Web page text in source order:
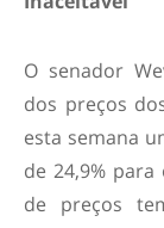
O senador
dos preços
esta semana
de 24,9% para
de preços